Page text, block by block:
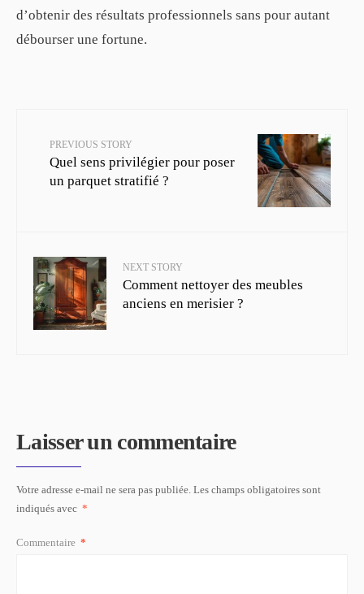
d’obtenir des résultats professionnels sans pour autant
débourser une fortune.
PREVIOUS STORY
Quel sens privilégier pour poser
un parquet stratifié ?
NEXT STORY
Comment nettoyer des meubles
anciens en merisier ?
Laisser un commentaire
Votre adresse e-mail ne sera pas publiée. Les champs obligatoires sont
indiqués avec *
Commentaire *